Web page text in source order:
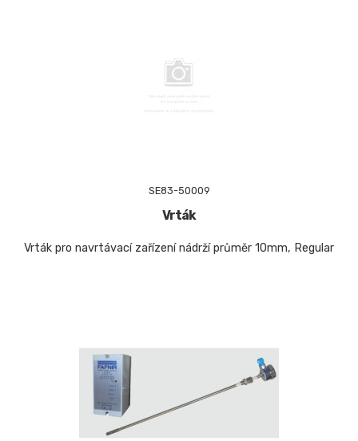
SE83-50009
Vrták
Vrták pro navrtávací zařízení nádrží průměr 10mm, Regular